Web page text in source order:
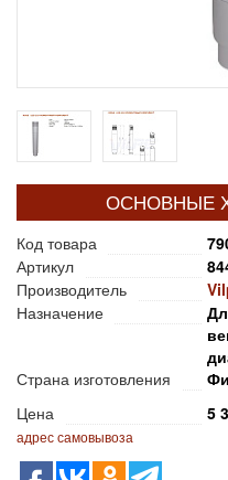
ОСНОВНЫЕ
Код товара
Артикул
Производитель
Назначение
Страна изготовления
Цена
5
адрес самовывоза